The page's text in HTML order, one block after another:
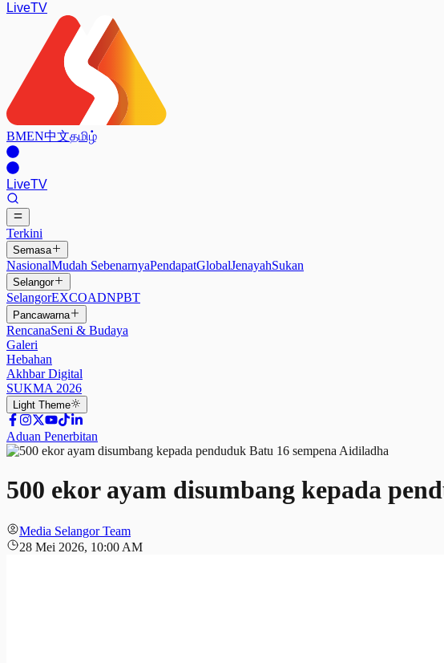
LiveTV
BMEN中文தமிழ்
LiveTV
Terkini
Semasa
NasionalMudah SebenarnyaPendapatGlobalJenayahSukan
Selangor
SelangorEXCOADNPBT
Pancawarna
RencanaSeni & Budaya
Galeri
Hebahan
Akhbar Digital
SUKMA 2026
Light Theme
Aduan Penerbitan
500 ekor ayam disumbang kepada
Media Selangor Team
28 Mei 2026, 10:00 AM